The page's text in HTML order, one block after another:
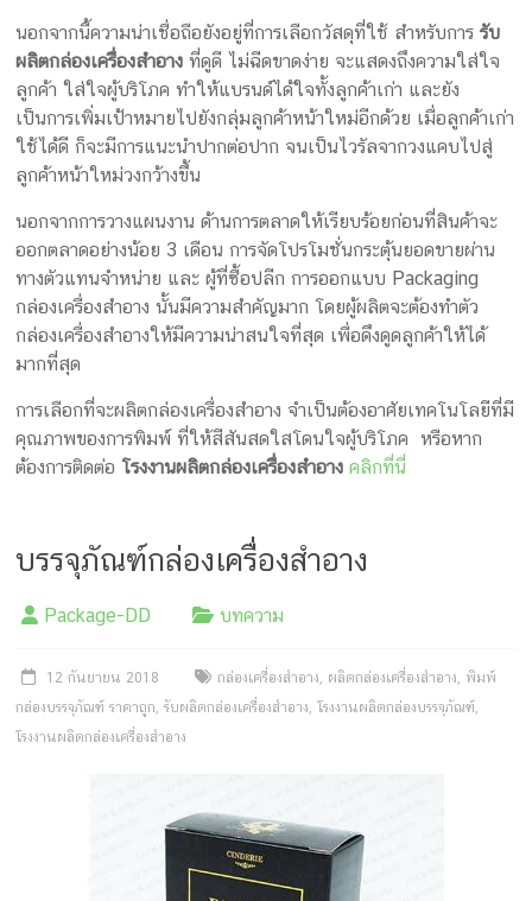
นอกจากนี้ความน่าเชื่อถือยังอยู่ที่การเลือกวัสดุที่ใช้ สำหรับการรับ
ผลิตกล่องเครื่องสำอาง ที่ดูดี ไม่ฉีดขาดง่าย จะแสดงถึงความใส่ใจ
ลูกค้า ใส่ใจผู้บริโภค ทำให้แบรนด์ได้ใจทั้งลูกค้าเก่า และยัง
เป็นการเพิ่มเป้าหมายไปยังกลุ่มลูกค้าหน้าใหม่อีกด้วย เมื่อลูกค้าเก่า
ใช้ได้ดี ก็จะมีการแนะนำปากต่อปาก จนเป็นไวรัลจากวงแคบไปสู่
ลูกค้าหน้าใหม่วงกว้างขึ้น
นอกจากการวางแผนงาน ด้านการตลาดให้เรียบร้อยก่อนที่สินค้าจะ
ออกตลาดอย่างน้อย 3 เดือน การจัดโปรโมชั่นกระตุ้นยอดขายผ่าน
ทางตัวแทนจำหน่าย และ ผู้ที่ซื้อปลีก การออกแบบ Packaging
กล่องเครื่องสำอาง นั้นมีความสำคัญมาก โดยผู้ผลิตจะต้องทำตัว
กล่องเครื่องสำอางให้มีความน่าสนใจที่สุด เพื่อดึงดูดลูกค้าให้ได้
มากที่สุด
การเลือกที่จะผลิตกล่องเครื่องสำอาง จำเป็นต้องอาศัยเทคโนโลยีที่มี
คุณภาพของการพิมพ์ ที่ให้สีสันสดใสโดนใจผู้บริโภค หรือหาก
ต้องการติดต่อโรงงานผลิตกล่องเครื่องสำอาง คลิกที่นี่
บรรจุภัณฑ์กล่องเครื่องสำอาง
Package-DD บทความ
12 กันยายน 2018 กล่องเครื่องสำอาง, ผลิตกล่องเครื่องสำอาง, พิมพ์
กล่องบรรจุภัณฑ์ ราคาถูก,รับผลิตกล่องเครื่องสำอาง,โรงงานผลิตกล่องบรรจุภัณฑ์,
โรงงานผลิตกล่องเครื่องสำอาง